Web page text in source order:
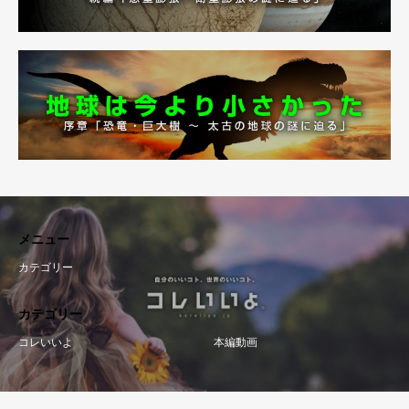
メニュー
カテゴリー
カテゴリー
コレいいよ 本編動画